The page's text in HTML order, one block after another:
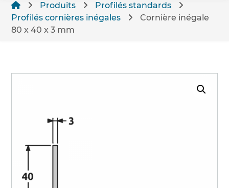
Produits
Profilés standards
Profilés cornières inégales
Cornière inégale
80 x 40 x 3 mm